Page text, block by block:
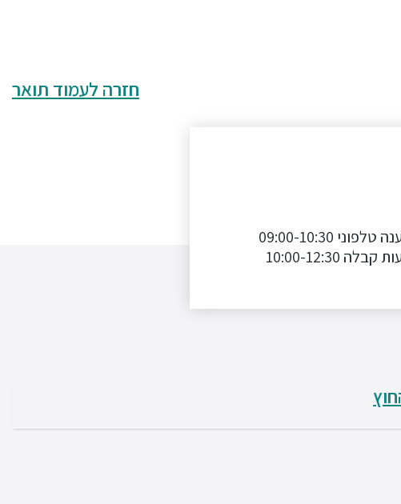
חזרה לעמוד תואר
מענה טלפוני 09:00-10:30
קבלה 10:00-12:30